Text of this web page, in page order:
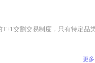
交割交易制度，只有特定品
更